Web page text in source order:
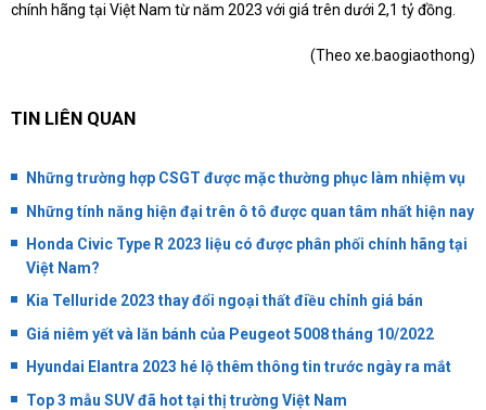
chính hãng tại Việt Nam từ năm 2023 với giá trên dưới 2,1 tỷ đồng.
(Theo xe.baogiaothong)
TIN LIÊN QUAN
Những trường hợp CSGT được mặc thường phục làm nhiệm vụ
Những tính năng hiện đại trên ô tô được quan tâm nhất hiện nay
Honda Civic Type R 2023 liệu có được phân phối chính hãng tại
Việt Nam?
Kia Telluride 2023 thay đổi ngoại thất điều chỉnh giá bán
Giá niêm yết và lăn bánh của Peugeot 5008 tháng 10/2022
Hyundai Elantra 2023 hé lộ thêm thông tin trước ngày ra mắt
Top 3 mẫu SUV đã hot tại thị trường Việt Nam